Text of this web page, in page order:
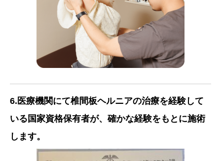
6.医療機関にて椎間板ヘルニアの治療を経験して
いる国家資格保有者が、確かな経験をもとに施術
します。